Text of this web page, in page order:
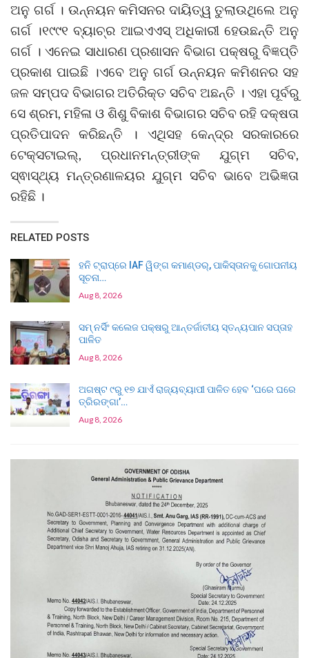
ଅନୁ ଗର୍ଗ । ଉନ୍ନୟନ କମିସନର ଦାୟିତ୍ୱ ତୁଲାଉଥିଲେ ଅନୁ
ଗର୍ଗ ।୧୯୯୧ ବ୍ୟାଚ୍‌ର ଆଇଏଏସ୍ ଅଧିକାରୀ ହେଉଛନ୍ତି ଅନୁ
ଗର୍ଗ । ଏନେଇ ସାଧାରଣ ପ୍ରଶାସନ ବିଭାଗ ପକ୍ଷରୁ ବିଜ୍ଞପ୍ତି
ପ୍ରକାଶ ପାଇଛି ।ଏବେ ଅନୁ ଗର୍ଗ ଉନ୍ନୟନ କମିଶନର ସହ
ଜଳ ସମ୍ପଦ ବିଭାଗର ଅତିରିକ୍ତ ସଚିବ ଅଛନ୍ତି । ଏହା ପୂର୍ବରୁ
ସେ ଶ୍ରମ, ମହିଳା ଓ ଶିଶୁ ବିକାଶ ବିଭାଗର ସଚିବ ରହି ଦକ୍ଷତା
ପ୍ରତିପାଦନ କରିଛନ୍ତି । ଏଥିସହ କେନ୍ଦ୍ର ସରକାରରେ
ଟେକ୍ସଟାଇଲ୍‍, ପ୍ରଧାନମନ୍ତ୍ରୀଙ୍କ ଯୁଗ୍ମ ସଚିବ,
ସ୍ଵାସ୍ଥ୍ୟ ମନ୍ତ୍ରଣାଳୟର ଯୁଗ୍ମ ସଚିବ ଭାବେ ଅଭିଜ୍ଞତା
ରହିଛି ।
RELATED POSTS
ହନି ଟ୍ରାପ୍‌ରେ IAF ୱିଙ୍ଗ କମାଣ୍ଡର୍, ପାକିସ୍ତାନକୁ ଗୋପନୀୟ
ସୂଚନା…
Aug 8, 2026
ସମ୍ ନର୍ସିଂ କଲେଜ ପକ୍ଷରୁ ଆନ୍ତର୍ଜାତୀୟ ସ୍ତନ୍ୟପାନ ସପ୍ତାହ
ପାଳିତ
Aug 8, 2026
ଅଗଷ୍ଟ ୯ରୁ ୧୭ ଯାଏଁ ରାଜ୍ୟବ୍ୟାପୀ ପାଳିତ ହେବ ‘ଘରେ ଘରେ
ତ୍ରିରଙ୍ଗା’…
Aug 8, 2026